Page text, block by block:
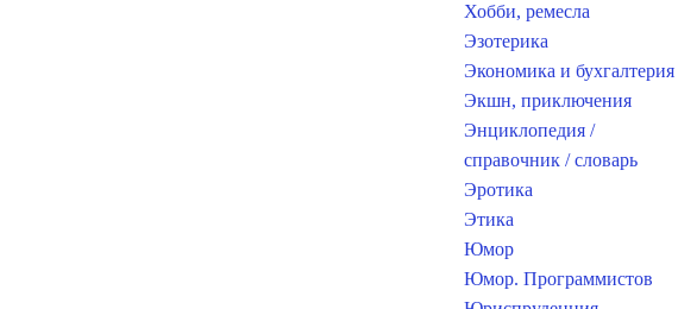
Хобби, ремесла
Эзотерика
Экономика и бухгалтерия
Экшн, приключения
Энциклопедия /
справочник / словарь
Эротика
Этика
Юмор
Юмор. Программистов